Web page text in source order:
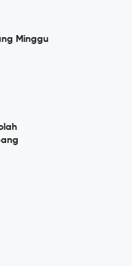
Minggu